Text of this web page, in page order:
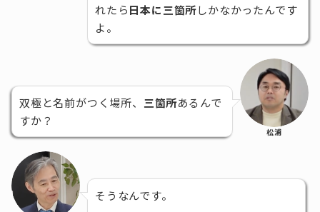
れたら日本に三箇所しかなかったんです
よ。
双極と名前がつく場所、 三箇所あるんで
すか？
松浦
そうなんです。